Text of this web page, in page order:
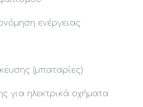
ενέργειας
(μπαταρίες)
για ηλεκτρικά οχήματα